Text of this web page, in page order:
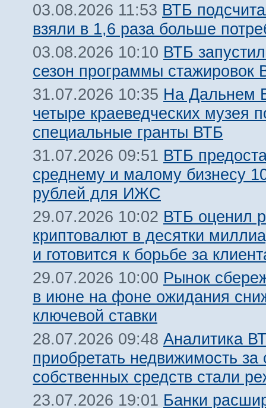
03.08.2026 11:53 ВТБ
взяли в 1,6 раза больше
03.08.2026 10:10 ВТБ
сезон программы
31.07.2026 10:35 На Дальнем
четыре краеведческих музея
специальные гранты ВТБ
31.07.2026 09:51 ВТБ
среднему и малому бизнесу
рублей для ИЖС
29.07.2026 10:02 ВТБ оценил
криптовалют в десятки
и готовится к борьбе за
29.07.2026 10:00 Рынок
в июне на фоне ожидания
ключевой ставки
28.07.2026 09:48 Аналитика
приобретать недвижимость за
собственных средств стали
23.07.2026 19:01 Банки